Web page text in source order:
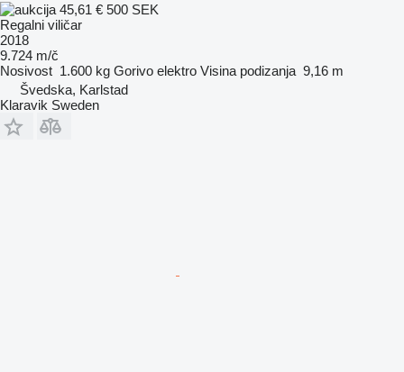
45,61 € 500 SEK
Regalni viličar
2018
9.724 m/č
Nosivost 1.600 kg Gorivo elektro Visina podizanja 9,16 m
Švedska, Karlstad
Klaravik Sweden